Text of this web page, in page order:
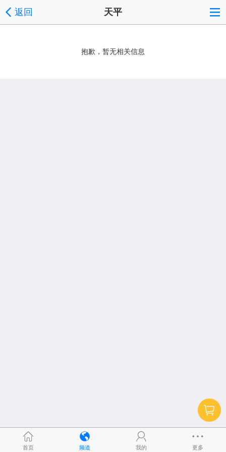
返回 天平
抱歉，暂无相关信息
首页 频道 我的 更多